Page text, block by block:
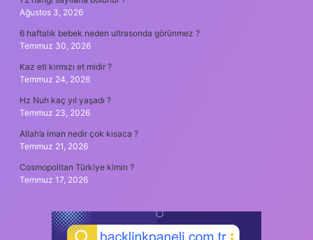
Ağustos 3, 2026
6 haftalık bebek neden ultrasonda görünmez ?
Temmuz 30, 2026
Kaz eti kırmızı et midir ?
Temmuz 24, 2026
Hz Nuh kaç yıl yaşadı ?
Temmuz 23, 2026
Allah’a iman nedir çok kısaca ?
Temmuz 21, 2026
Cosmopolitan Türkiye kimin ?
Temmuz 17, 2026